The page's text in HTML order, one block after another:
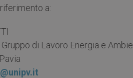
a:
di Lavoro Energia e